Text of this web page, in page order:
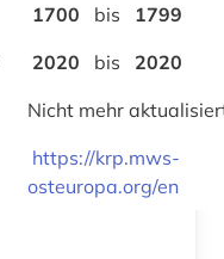
1700 bis
1799
2020 bis
2020
Nicht mehr
https://krp.mws-
osteuropa.org/en